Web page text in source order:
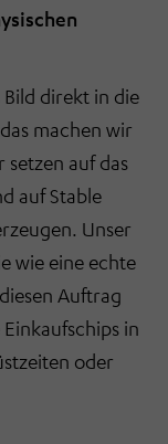
direkt in die
machen wir
setzen auf das
aufStable
Unser
wie eine echte
Auftrag
in
oder